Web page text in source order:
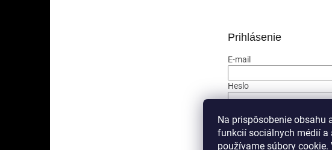
Na prispôsobenie obsahu
funkcií sociálnych médií a
používame súbory
Prihlásenie
E-mail
Heslo
PRIHLÁSIŤ SA
Nová registráciaZabudnuté